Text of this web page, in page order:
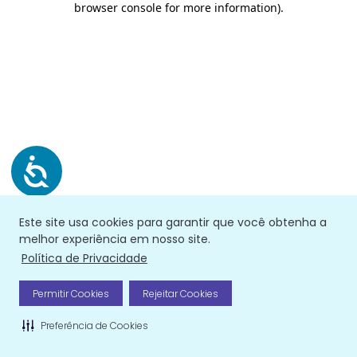
Este site usa cookies para garantir que você obtenha a
melhor experiência em nosso site.
Política de Privacidade
Permitir Cookies Rejeitar Cookies
Preferência de Cookies
browser console for more information).